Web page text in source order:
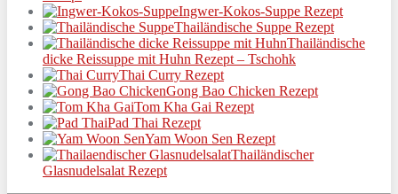
Ingwer-Kokos-Suppe Rezept
Thailändische Suppe Rezept
Thailändische
dicke Reissuppe mit Huhn Rezept – Tschohk
Thai Curry Rezept
Gong Bao Chicken Rezept
Tom Kha Gai Rezept
Pad Thai Rezept
Yam Woon Sen Rezept
Thailändischer
Glasnudelsalat Rezept